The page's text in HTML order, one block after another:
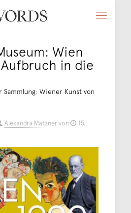
Wien
in die
Sammlung: Wiener Kunst von
Alexandra Matznervon
15.